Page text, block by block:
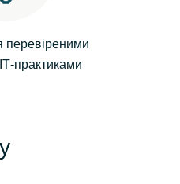
перевіреними
практиками